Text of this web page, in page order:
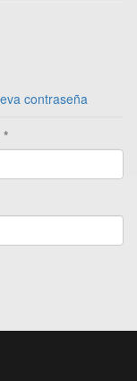
contraseña
*